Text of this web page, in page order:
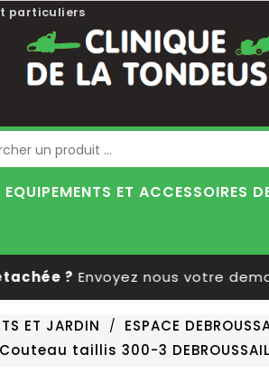
particuliers
EQUIPEMENTS ET ACCESSOIRES
?Envoyez nous votre
ET JARDIN ESPACE
Couteau taillis 300-3